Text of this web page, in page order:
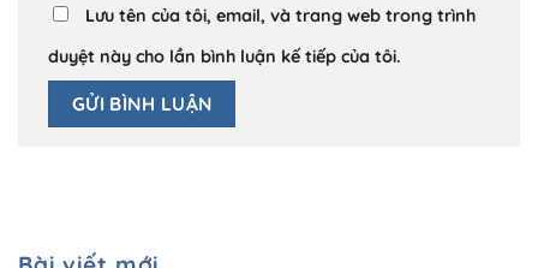
Lưu tên của tôi, email, và trang web trong trình
duyệt này cho lần bình luận kế tiếp của tôi.